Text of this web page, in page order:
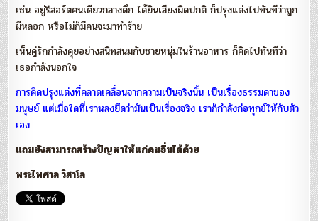
เช่น อยู่รีสอร์ตคนเดียวกลางดึก ได้ยินเสียงผิดปกติ ก็ปรุงแต่งไปทันทีว่าถูก
ผีหลอก หรือไม่ก็มีคนจะมาทำร้าย
เห็นคู่รักกำลังคุยอย่างสนิทสนมกับชายหนุ่มในร้านอาหาร ก็คิดไปทันทีว่า
เธอกำลังนอกใจ
การคิดปรุงแต่งที่คลาดเคลื่อนจากความเป็นจริงนั้น เป็นเรื่องธรรมดาของ
มนุษย์ แต่เมื่อใดที่เราหลงยึดว่ามันเป็นเรื่องจริง เราก็กำลังก่อทุกข์ให้กับตัว
เอง
แถมยังสามารถสร้างปัญหาให้แก่คนอื่นได้ด้วย
พระไพศาล วิสาโล